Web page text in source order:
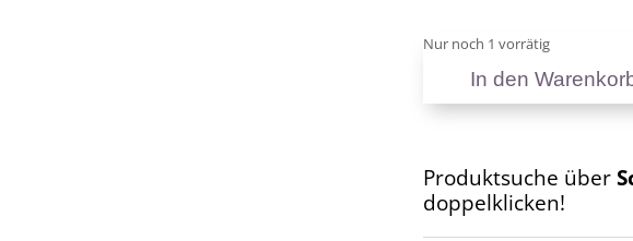
Nur noch 1 vorrätig
F1
TLF
51
In den
Produktsuche über
doppelklicken!